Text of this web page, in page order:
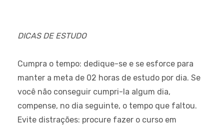
DICAS DE ESTUDO
Cumpra o tempo: dedique-se e se esforce para
manter a meta de 02 horas de estudo por dia. Se
você não conseguir cumpri-la algum dia,
compense, no dia seguinte, o tempo que faltou.
Evite distrações: procure fazer o curso em